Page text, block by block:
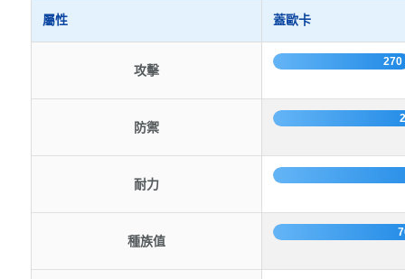
屬性 蓋歐卡
攻擊
270
防禦
耐力
種族值